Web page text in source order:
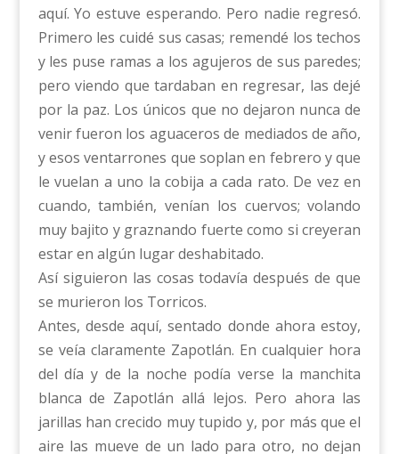
aquí. Yo estuve esperando. Pero nadie regresó.
Primero les cuidé sus casas; remendé los techos
y les puse ramas a los agujeros de sus paredes;
pero viendo que tardaban en regresar, las dejé
por la paz. Los únicos que no dejaron nunca de
venir fueron los aguaceros de mediados de año,
y esos ventarrones que soplan en febrero y que
le vuelan a uno la cobija a cada rato. De vez en
cuando, también, venían los cuervos; volando
muy bajito y graznando fuerte como si creyeran
estar en algún lugar deshabitado.
Así siguieron las cosas todavía después de que
se murieron los Torricos.
Antes, desde aquí, sentado donde ahora estoy,
se veía claramente Zapotlán. En cualquier hora
del día y de la noche podía verse la manchita
blanca de Zapotlán allá lejos. Pero ahora las
jarillas han crecido muy tupido y, por más que el
aire las mueve de un lado para otro, no dejan